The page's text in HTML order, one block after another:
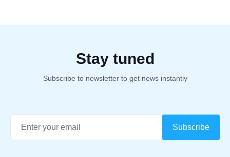
Stay tuned
Subscribe to newsletter to get news instantly